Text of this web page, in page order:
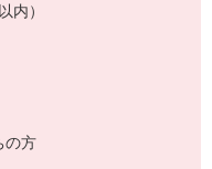
内）
の方